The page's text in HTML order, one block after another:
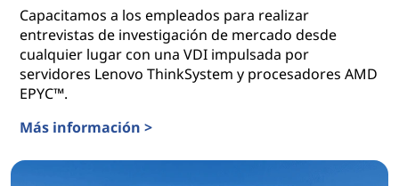
Capacitamos a los empleados para realizar
entrevistas de investigación de mercado desde
cualquier lugar con una VDI impulsada por
servidores Lenovo ThinkSystem y procesadores AMD
EPYC™.
Más información >